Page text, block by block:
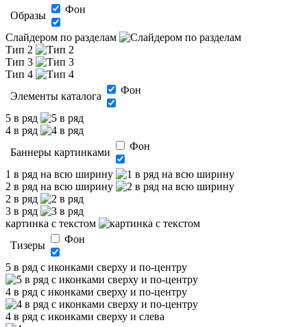
Образы
Фон
Слайдером по разделам
Тип 2
Тип 3
Тип 4
Элементы каталога
Фон
5 в ряд
4 в ряд
Баннеры картинками
Фон
1 в ряд на всю ширину
2 в ряд на всю ширину
2 в ряд
3 в ряд
картинка с текстом
Тизеры
Фон
5 в ряд с иконками сверху и по-центру
4 в ряд с иконками сверху и по-центру
4 в ряд с иконками сверху и слева